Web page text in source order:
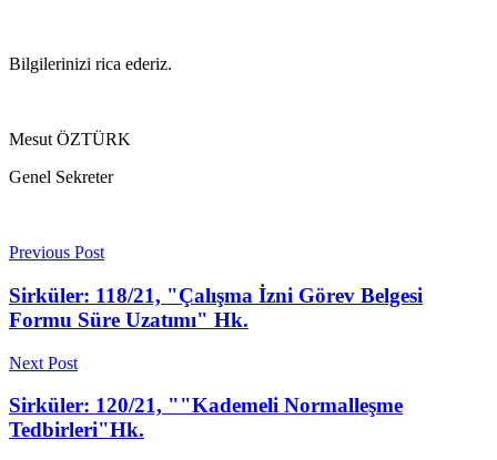
Bilgilerinizi rica ederiz.
Mesut ÖZTÜRK
Genel Sekreter
Previous Post
Sirküler: 118/21, "Çalışma İzni Görev Belgesi
Formu Süre Uzatımı" Hk.
Next Post
Sirküler: 120/21, ""Kademeli Normalleşme
Tedbirleri"Hk.